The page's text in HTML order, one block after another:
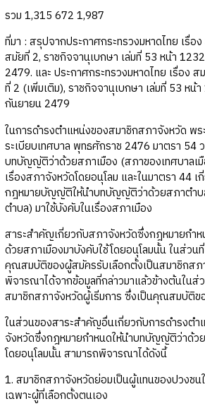
รวม 1,315 672 1,987
ที่มา : สรุปจากประกาศกระทรวงมหาดไทย เรื่อ
สมัยที่ 2, ราชกิจจานุเบกษา เล่มที่ 53 หน้า
2479. และ ประกาศกระทรวงมหาดไทย เรื่อง
ที่ 2 (เพิ่มเติม), ราชกิจจานุเบกษา เล่มที่ 53 หน้
กันยายน 2479
ในการดำรงตำแหน่งของสมาชิกสภาจังหวัด
ระเบียบเทศบาล พุทธศักราช 2476 มาตรา 54
บทบัญญัติว่าด้วยสภาเมือง (สภาของเทศบาลเมื
เรื่องสภาจังหวัดโดยอนุโลม และในมาตรา 44
กฎหมายบัญญัติให้นำบทบัญญัติว่าด้วยสภาตำบ
ตำบล) มาใช้บังคับในเรื่องสภาเมือง
สาระสำคัญเกี่ยวกับสภาจังหวัดซึ่งกฎหมายกำ
ด้วยสภาเมืองมาบังคับใช้โดยอนุโลมนั้น ในส่วน
คุณสมบัติของผู้สมัครรับเลือกตั้งเป็นสมาชิกสภ
พิจารณาได้จากข้อมูลที่กล่าวมาแล้วข้างต้นใน
สมาชิกสภาจังหวัดผู้เริ่มการ ซึ่งเป็นคุณสมบัติ
ในส่วนของสาระสำคัญอื่นเกี่ยวกับการดำรงต
จังหวัดซึ่งกฎหมายกำหนดให้นำบทบัญญัติว่าด้ว
โดยอนุโลมนั้น สามารถพิจารณาได้ดังนี้
1. สมาชิกสภาจังหวัดย่อมเป็นผู้แทนของปวงชน
เฉพาะผู้ที่เลือกตั้งตนเอง